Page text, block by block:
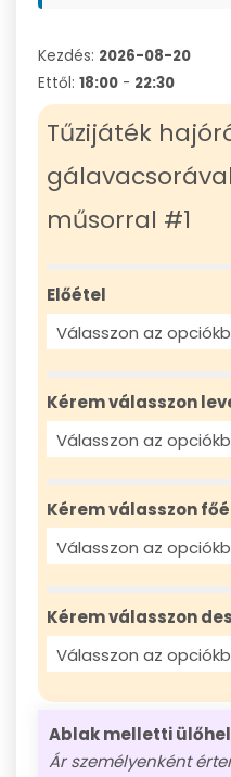
Ablak melletti
Ár személyenként
Kezdés: 2026-08-20
Ettől: 18:00 - 22:30
Tűzijáték
műsorral #1
Előétel
Kérem válasszon
Kérem válasszon
Kérem válasszon